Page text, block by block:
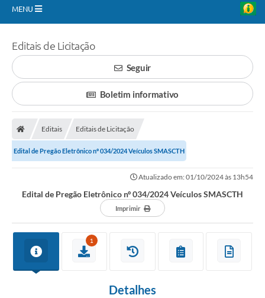
MENU
Administração
Editais
Previdência
Transparência
Contato
Ouvidoria
Serviços
Galeria de Fotos
Editais de Licitação
Seguir
Boletim informativo
Editais Editais de Licitação
Edital de Pregão Eletrônico nº 034/2024 Veículos SMASCTH
Atualizado em: 01/10/2024 às 13h54
Edital de Pregão Eletrônico nº 034/2024 Veículos SMASCTH
Imprimir
1
Detalhes